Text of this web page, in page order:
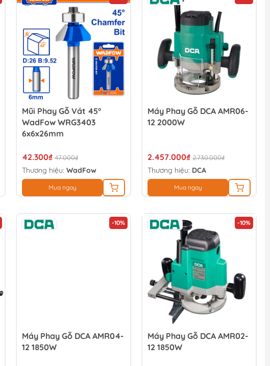
Mũi Phay Gỗ Vát 45°
WadFow WRG3403
6x6x26mm
42.300₫ 47.000₫
Thương hiệu: WadFow
Mua ngay
Máy Phay Gỗ DCA AMR06-
12 2000W
2.457.000₫ 2.730.000₫
Thương hiệu: DCA
Mua ngay
-10%
Máy Phay Gỗ DCA AMR04-
12 1850W
-10%
Máy Phay Gỗ DCA AMR02-
12 1850W